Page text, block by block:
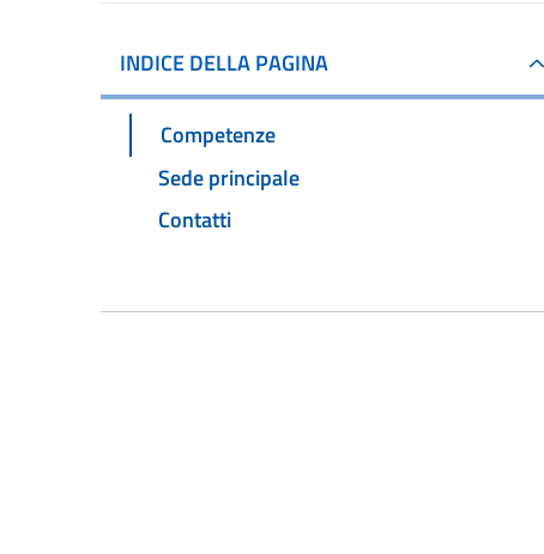
INDICE DELLA PAGINA
Competenze
Sede principale
Contatti